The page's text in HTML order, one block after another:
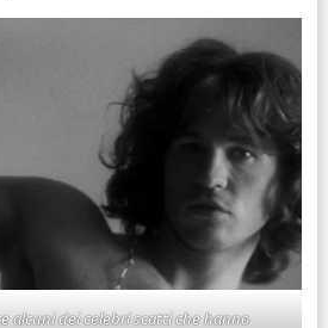
alcuni dei celebri scatti che hanno